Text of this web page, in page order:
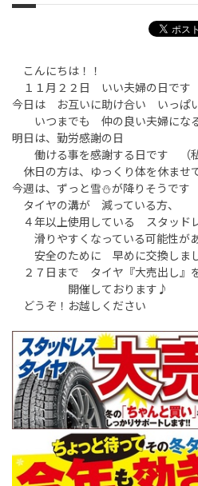
こんにちは！！
１１月２２日 いい夫婦の日です
今日は お互いに助け合い いっぱ
いつまでも 仲の良い夫婦になる
明日は、勤労感謝の日
働ける事を感謝する日です （私
休日の方は、ゆっくり体を休ませ
今週は、ずっと雪⛄が降りそうです
タイヤの溝が 減っている方、
４年以上使用している スタッド
滑りやすくなっている可能性が
安全のために 早めに交換しま
２７日まで タイヤ『大売出し』
開催しております♪
どうぞ！お越しください